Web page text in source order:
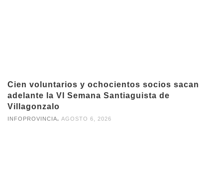
Cien voluntarios y ochocientos socios sacan
adelante la VI Semana Santiaguista de
Villagonzalo
INFOPROVINCIA, AGOSTO 6, 2026